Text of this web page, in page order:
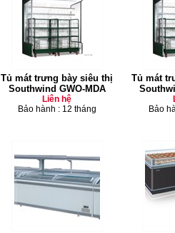
Tủ mát trưng bày siêu thị
Southwind GWO-MDA
Liên hệ
Bảo hành : 12 tháng
Tủ mát
Bảo